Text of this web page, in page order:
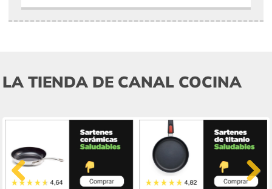
LA TIENDA DE CANAL COCINA